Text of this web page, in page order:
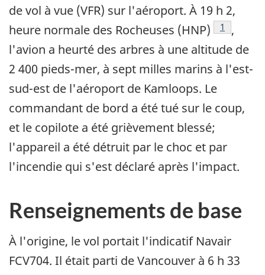
de vol à vue (VFR) sur l'aéroport. À 19 h 2,
heure normale des Rocheuses (HNP)
Note de
1
,
l'avion a heurté des arbres à une altitude de
2 400 pieds-mer, à sept milles marins à l'est-
sud-est de l'aéroport de Kamloops. Le
commandant de bord a été tué sur le coup,
et le copilote a été grièvement blessé;
l'appareil a été détruit par le choc et par
l'incendie qui s'est déclaré après l'impact.
Renseignements de base
À l'origine, le vol portait l'indicatif Navair
FCV704. Il était parti de Vancouver à 6 h 33